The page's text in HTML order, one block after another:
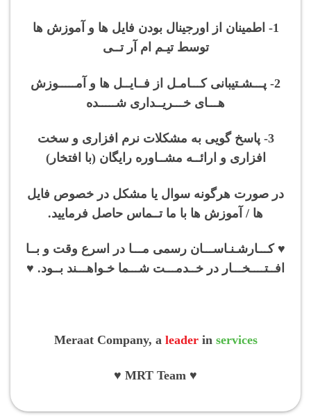
1- اطمینان از اورجینال بودن فایل ها و آموزش ها
توسط تیـم ام آر تــی
2- پـــشـتیبانی کـــامـل از فــایــل ها و آمـــــوزش
هـــای خـــریــداری شـــــده
3- پاسخ گویی به مشکلات نرم افزاری و سخت
افزاری و ارائــه مشــاوره رایگان (با افتخار)
در صورت هرگونه سوال یا مشکل در خصوص فایل
ها / آموزش ها با ما تــماس حاصل فرمایید.
♥ کـــارشـنـاســـان رسمی مـــا در اسرع وقت و بــا
افــتــــخـــار در خــدمـــت شـــما خـواهـــند بــود. ♥
Meraat Company, a leaderin services
♥ MRT Team ♥